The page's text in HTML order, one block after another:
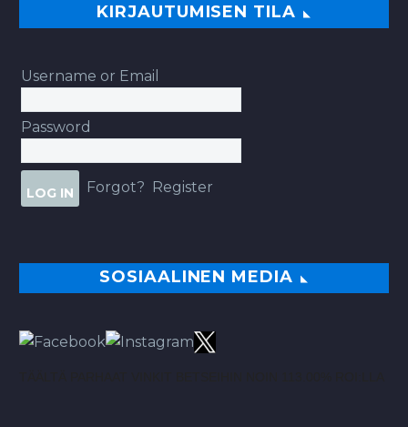
KIRJAUTUMISEN TILA
Username or Email
Password
Forgot? Register
SOSIAALINEN MEDIA